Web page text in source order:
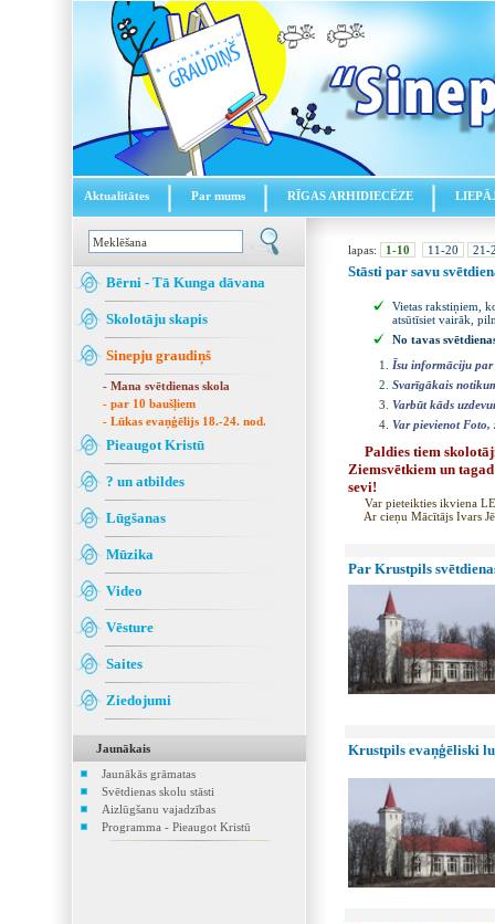
Aktualitātes Par mums RĪGAS ARHIDIECĒZE
Bērni - Tā Kunga dāvana
Skolotāju skapis
Sinepju graudiņš
- Mana svētdienas skola
- par 10 baušļiem
- Lūkas evaņģēlijs 18.-24. nod.
Pieaugot Kristū
? un atbildes
Lūgšanas
Mūzika
Video
Vēsture
Saites
Ziedojumi
Jaunākais
Jaunākās grāmatas
Svētdienas skolu stāsti
Aizlūgšanu vajadzības
Programma - Pieaugot Kristū
lapas: 1-10 11-20 21-
Stāsti par savu
Vietas rakstiņiem,
atsūtīsiet vairāk,
No tavas
Īsu informāciju
Svarīgākais
Varbūt kāds
Var pievienot
Paldies tiem
Ziemsvētkiem un
sevi!
Var pieteikties ikviena
Ar cieņu Mācītājs Ivars
Par Krustpils
Krustpils evaņģēliski